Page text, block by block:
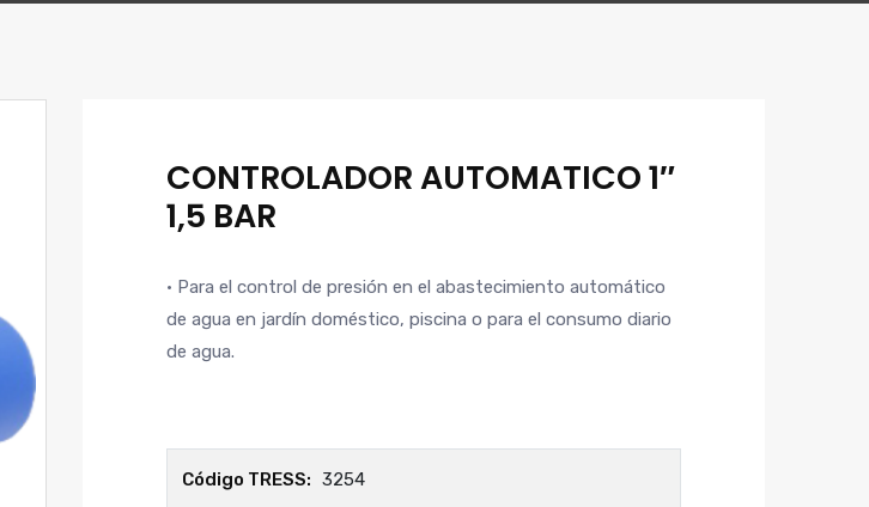
CONTROLADOR AUTOMATICO 1″
1,5 BAR
• Para el control de presión en el abastecimiento automático
de agua en jardín doméstico, piscina o para el consumo diario
de agua.
Código TRESS: 3254